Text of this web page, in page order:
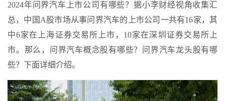
2024年问界汽车上市公司有哪些？据小李财经视角收集汇
总，中国A股市场从事问界汽车的上市公司一共有16家，其
中6家在上海证券交易所上市，10家在深圳证券交易所上
市。那么，问界汽车概念股有哪些？问界汽车龙头股有哪
些？下面详细介绍。